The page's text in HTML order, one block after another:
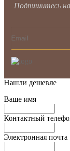
Подпишитесь
Нашли дешевле
Ваше имя
Контактный
Электронная почта